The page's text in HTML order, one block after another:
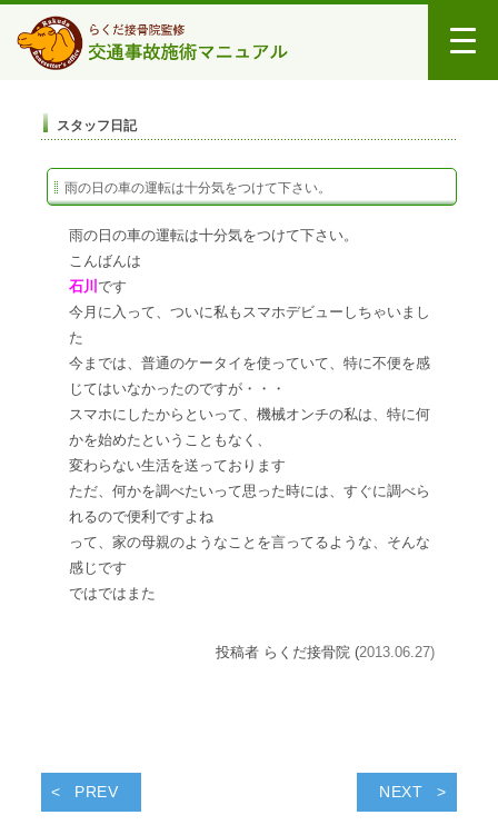
スタッフ日記
雨の日の車の運転は十分気をつけて下さい。
雨の日の車の運転は十分気をつけて下さい。
こんばんは
石川 です
今月に入って、ついに私もスマホデビューしちゃいまし
た
今までは、普通のケータイを使っていて、特に不便を感
じてはいなかったのですが・・・
スマホにしたからといって、機械オンチの私は、特に何
かを始めたということもなく、
変わらない生活を送っております
ただ、何かを調べたいって思った時には、すぐに調べら
れるので便利ですよね
って、家の母親のようなことを言ってるような、そんな
感じです
ではではまた
投稿者 らくだ接骨院 (2013.06.27)
PREV NEXT